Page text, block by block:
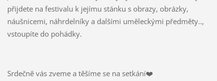
přijdete na festivalu k jejímu stánku s obrazy, obrázky,
náušnicemi, náhrdelníky a dalšími uměleckými předměty..,
vstoupíte do pohádky.
Srdečně vás zveme a těšíme se na setkání❤️